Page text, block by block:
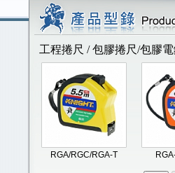
工程捲尺 / 包膠捲尺/包膠
RGA/RGC/RGA-T